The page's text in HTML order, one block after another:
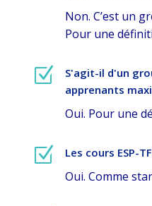
Non. C’est un
Pour une
Z
S'agit-il d'un
apprenants
Oui. Pour une
Z Les cours ESP-
Oui. Comme